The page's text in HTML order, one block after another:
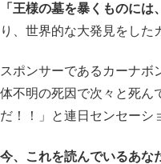
「王様の墓を暴くものには
り、世界的な大発見をした
スポンサーであるカーナボ
体不明の死因で次々と死ん
だ！！」と連日センセーシ
今、これを読んでいるあな